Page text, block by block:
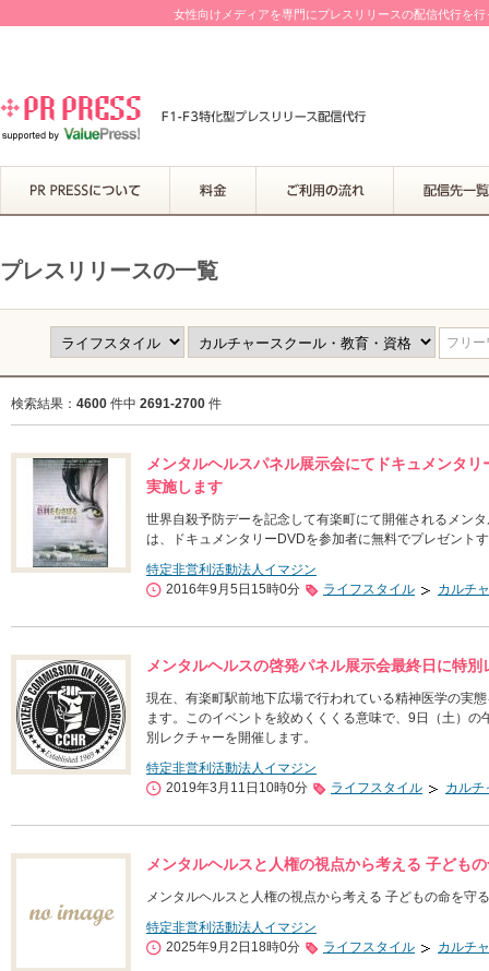
女性向けメディアを専門にプレスリリースの配信代行を
プレスリリースの一覧
フリ
検索結果： 4600 件中 2691-2700 件
メンタルヘルスパネル展示会にてドキュメンタ
実施します
世界自殺予防デーを記念して有楽町にて開催されるメン
は、ドキュメンタリーDVDを参加者に無料でプレゼント
特定非営利活動法人イマジン
2016年9月5日15時0分
ライフスタイル カルチ
メンタルヘルスの啓発パネル展示会最終日に特
現在、有楽町駅前地下広場で行われている精神医学の実
ます。このイベントを絞めくくくる意味で、9日（土）
別レクチャーを開催します。
特定非営利活動法人イマジン
2019年3月11日10時0分
ライフスタイル カルチ
メンタルヘルスと人権の視点から考える 子ども
メンタルヘルスと人権の視点から考える 子どもの命を守
特定非営利活動法人イマジン
2025年9月2日18時0分
ライフスタイル カルチ